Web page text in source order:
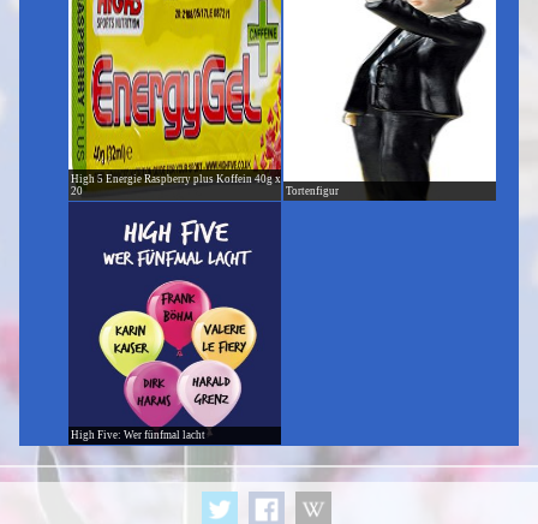
High 5 Energie Raspberry plus Koffein 40g x
20
Tortenfigur
High Five: Wer fünfmal lacht